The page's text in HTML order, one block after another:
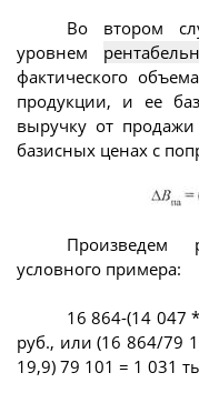
Во втором
уровнем
фактического
продукции, и ее
выручку от
базисных ценах с
Произведем
условного примера:
16 864-(14 047
руб., или (16 864/79
19,9) 79 101 = 1 031